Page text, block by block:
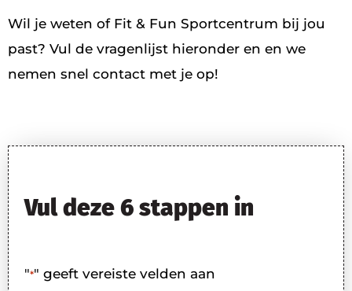
Wil je weten of Fit & Fun Sportcentrum bij jou
past? Vul de vragenlijst hieronder en en we
nemen snel contact met je op!
Vul deze 6 stappen in
"*" geeft vereiste velden aan